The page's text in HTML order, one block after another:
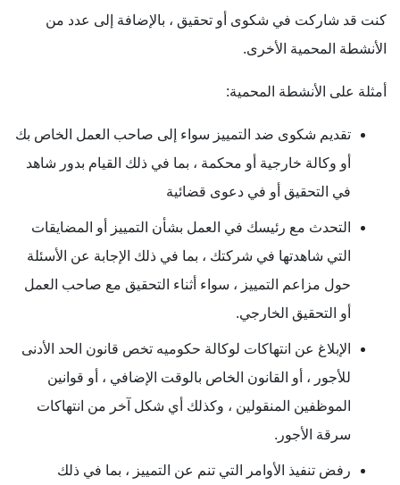
كنت قد شاركت في شكوى أو تحقيق ، بالإضافة إلى عدد من
الأنشطة المحمية الأخرى.
أمثلة على الأنشطة المحمية:
تقديم شكوى ضد التمييز سواء إلى صاحب العمل الخاص بك
أو وكالة خارجية أو محكمة ، بما في ذلك القيام بدور شاهد
في التحقيق أو في دعوى قضائية
التحدث مع رئيسك في العمل بشأن التمييز أو المضايقات
التي شاهدتها في شركتك ، بما في ذلك الإجابة عن الأسئلة
حول مزاعم التمييز ، سواء أثناء التحقيق مع صاحب العمل
أو التحقيق الخارجي.
الإبلاغ عن انتهاكات لوكالة حكوميه تخص قانون الحد الأدنى
للأجور ، أو القانون الخاص بالوقت الإضافي ، أو قوانين
الموظفين المنقولين ، وكذلك أي شكل آخر من انتهاكات
سرقة الأجور.
رفض تنفيذ الأوامر التي تنم عن التمييز ، بما في ذلك